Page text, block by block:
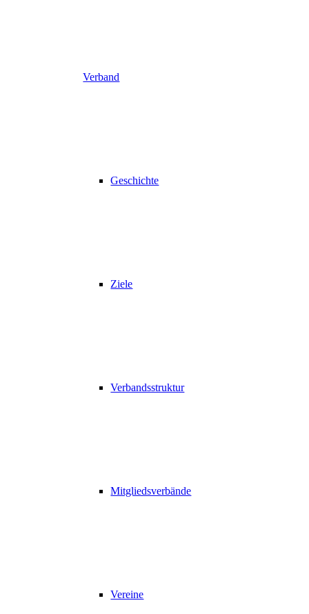
Verband
Geschichte
Ziele
Verbandsstruktur
Mitgliedsverbände
Vereine